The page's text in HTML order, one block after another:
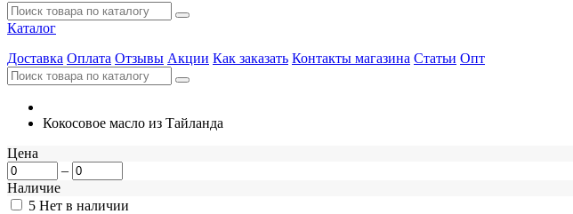
Каталог
Доставка Оплата Отзывы Акции Как заказать Контакты магазина Статьи Опт
Кокосовое масло из Тайланда
Цена
–
Наличие
5 Нет в наличии